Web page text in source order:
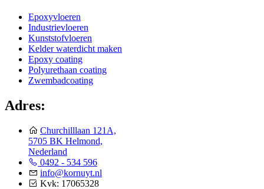
Epoxyvloeren
Industrievloeren
Kunststofvloeren
Kelder waterdicht maken
Epoxy coating
Polyurethaan coating
Zwembadcoating
Adres:
Churchilllaan 121A,
5705 BK Helmond,
Nederland
0492 - 534 596
info@kornuyt.nl
Kvk: 17065328